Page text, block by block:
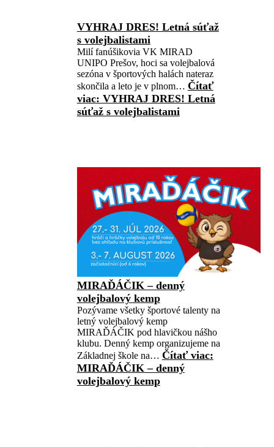
VYHRAJ DRES! Letná súťaž
s volejbalistami
Milí fanúšikovia VK MIRAD
UNIPO Prešov, hoci sa volejbalová
sezóna v športových halách nateraz
skončila a leto je v plnom… Čítať
viac: VYHRAJ DRES! Letná
súťaž s volejbalistami
MIRAĎÁČIK – denný
volejbalový kemp
Pozývame všetky športové talenty na
letný volejbalový kemp
MIRAĎÁČIK pod hlavičkou nášho
klubu. Denný kemp organizujeme na
Základnej škole na… Čítať viac:
MIRAĎÁČIK – denný
volejbalový kemp